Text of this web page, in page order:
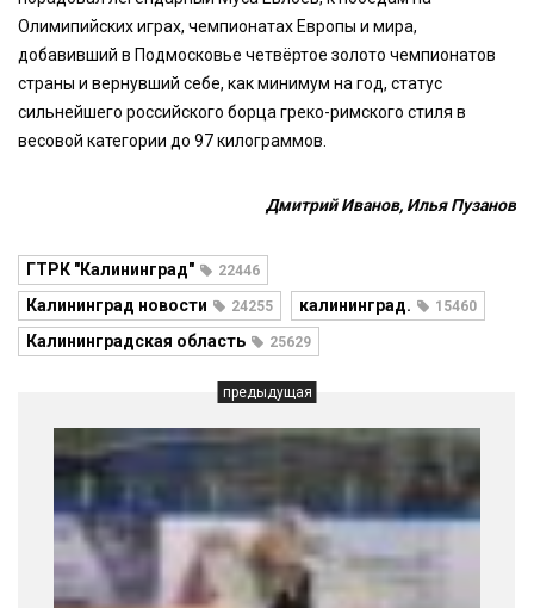
Олимипийских играх, чемпионатах Европы и мира,
добавивший в Подмосковье четвёртое золото чемпионатов
страны и вернувший себе, как минимум на год, статус
сильнейшего российского борца греко-римского стиля в
весовой категории до 97 килограммов.
Дмитрий Иванов, Илья Пузанов
ГТРК "Калининград" 22446
Калининград новости 24255 калининград. 15460
Калининградская область 25629
предыдущая